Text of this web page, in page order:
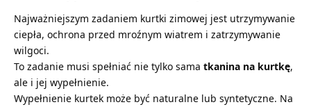
Najważniejszym zadaniem kurtki zimowej jest utrzymywanie
ciepła, ochrona przed mroźnym wiatrem i zatrzymywanie
wilgoci.
To zadanie musi spełniać nie tylko sama tkanina na kurtkę,
ale i jej wypełnienie.
Wypełnienie kurtek może być naturalne lub syntetyczne. Na